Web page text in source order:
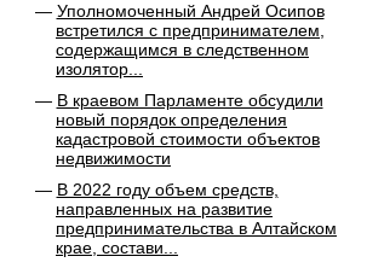
Уполномоченный Андрей Осипов
встретился с предпринимателем,
содержащимся в следственном
изолятор...
В краевом Парламенте обсудили
новый порядок определения
кадастровой стоимости объектов
недвижимости
В 2022 году объем средств,
направленных на развитие
предпринимательства в Алтайском
крае, состави...